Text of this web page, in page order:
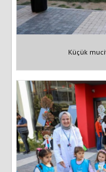
Küçük